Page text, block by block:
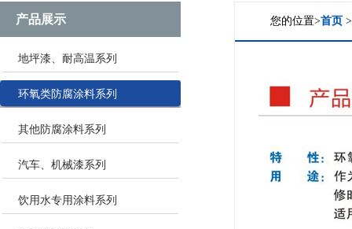
产品展示
地坪漆、耐高温系列
环氧类防腐涂料系列
其他防腐涂料系列
汽车、机械漆系列
饮用水专用涂料系列
您的位置>首页